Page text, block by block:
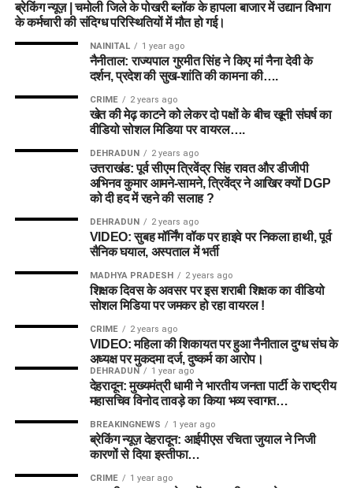
ब्रेकिंग न्यूज़ | चमोली जिले के पोखरी ब्लॉक के हापला बाजार में उद्यान विभाग
के कर्मचारी की संदिग्ध परिस्थितियों में मौत हो गई।
NAINITAL 1 year ago
नैनीताल: राज्यपाल गुरमीत सिंह ने किए मां नैना देवी के
दर्शन, प्रदेश की सुख-शांति की कामना की….
CRIME 2 years ago
खेत की मेढ़ काटने को लेकर दो पक्षों के बीच खूनी संघर्ष का
वीडियो सोशल मिडिया पर वायरल….
DEHRADUN 2 years ago
उत्तराखंड: पूर्व सीएम त्रिवेंद्र सिंह रावत और डीजीपी
अभिनव कुमार आमने-सामने, त्रिवेंद्र ने आखिर क्यों DGP
को दी हद में रहने की सलाह ?
DEHRADUN 2 years ago
VIDEO: सुबह मॉर्निंग वॉक पर हाइवे पर निकला हाथी, पूर्व
सैनिक घयाल, अस्पताल में भर्ती
MADHYA PRADESH 2 years ago
शिक्षक दिवस के अवसर पर इस शराबी शिक्षक का वीडियो
सोशल मिडिया पर जमकर हो रहा वायरल !
CRIME 2 years ago
VIDEO: महिला की शिकायत पर हुआ नैनीताल दुग्ध संघ के
अध्यक्ष पर मुकदमा दर्ज, दुष्कर्म का आरोप।
DEHRADUN 1 year ago
देहरादून: मुख्यमंत्री धामी ने भारतीय जनता पार्टी के राष्ट्रीय
महासचिव विनोद तावड़े का किया भव्य स्वागत…
BREAKINGNEWS 1 year ago
ब्रेकिंग न्यूज़ देहरादून: आईपीएस रचिता जुयाल ने निजी
कारणों से दिया इस्तीफा…
CRIME 1 year ago